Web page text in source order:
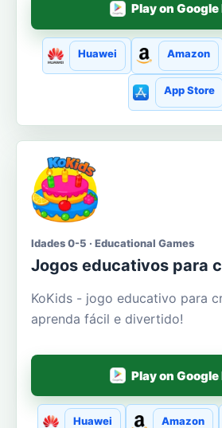
Play on Google
Huawei Amazon
App Store
Idades 0-5 · Educational Games
Jogos educativos para
KoKids - jogo educativo para
aprenda fácil e divertido!
Play on Google
Huawei Amazon